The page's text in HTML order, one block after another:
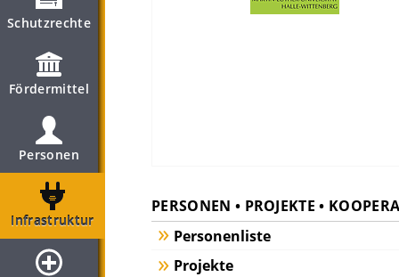
Schutzrechte
Fördermittel
Personen
Infrastruktur
PERSONEN • PROJEKTE •
Personenliste
Projekte